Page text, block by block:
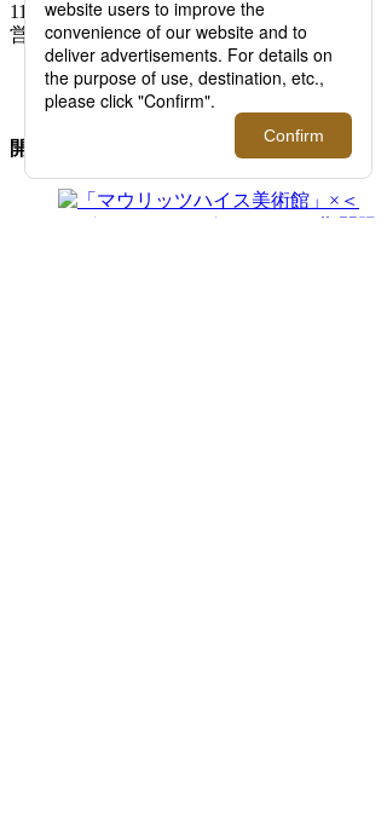
1111
営業時間：午前10時～午後8時
MAP/ACCESS
FLOOR GUIDE >
開催中のイベント